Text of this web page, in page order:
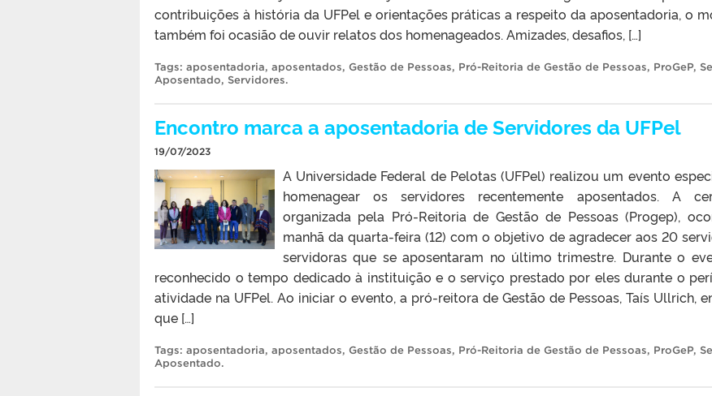
contribuições à história da UFPel e orientações práticas a respeito da aposentadoria, o
também foi ocasião de ouvir relatos dos homenageados. Amizades, desafios, […]
Tags: aposentadoria, aposentados, Gestão de Pessoas, Pró-Reitoria de Gestão de Pessoas, ProGeP,
Aposentado, Servidores.
Encontro marca a aposentadoria de Servidores da UFPel
19/07/2023
A Universidade Federal de Pelotas (UFPel) realizou um evento
homenagear os servidores recentemente aposentados. A
organizada pela Pró-Reitoria de Gestão de Pessoas (Progep),
manhã da quarta-feira (12) com o objetivo de agradecer aos 20
servidoras que se aposentaram no último trimestre. Durante o
reconhecido o tempo dedicado à instituição e o serviço prestado por eles durante o
atividade na UFPel. Ao iniciar o evento, a pró-reitora de Gestão de Pessoas, Taís Ullrich,
que […]
Tags: aposentadoria, aposentados, Gestão de Pessoas, Pró-Reitoria de Gestão de Pessoas, ProGeP,
Aposentado.